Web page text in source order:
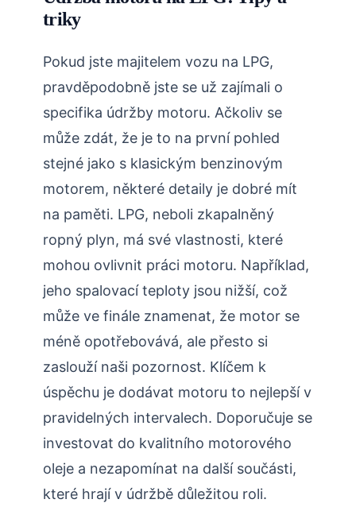
triky
Pokud jste majitelem vozu na LPG,
pravděpodobně jste se už zajímali o
specifika údržby motoru. Ačkoliv se
může zdát, že je to na první pohled
stejné jako s klasickým benzinovým
motorem, některé detaily je dobré mít
na paměti. LPG, neboli zkapalněný
ropný plyn, má své vlastnosti, které
mohou ovlivnit práci motoru. Například,
jeho spalovací teploty jsou nižší, což
může ve finále znamenat, že motor se
méně opotřebovává, ale přesto si
zaslouží naši pozornost. Klíčem k
úspěchu je dodávat motoru to nejlepší v
pravidelných intervalech. Doporučuje se
investovat do kvalitního motorového
oleje a nezapomínat na další součásti,
které hrají v údržbě důležitou roli.